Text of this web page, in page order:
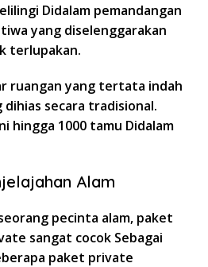
Didalam pemandangan
yang diselenggarakan
terlupakan.
ruangan yang tertata indah
secara tradisional.
hingga 1000 tamu Didalam
Alam
pecinta alam, paket
sangat cocok Sebagai
paket private